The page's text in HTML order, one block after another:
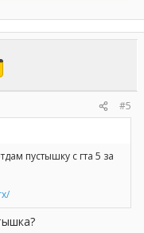
#5
пустышку с гта 5 за